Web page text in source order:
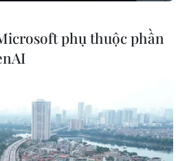
vụ Hội
phụ thuộc phần